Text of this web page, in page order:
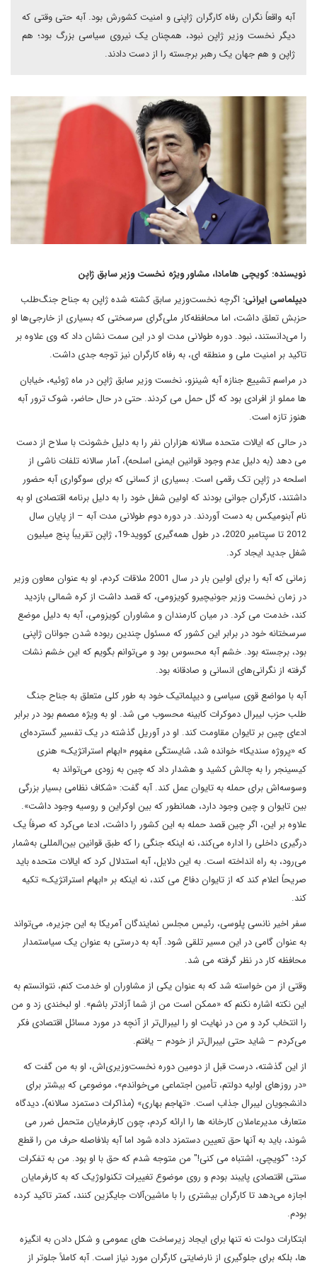
آبه واقعاً نگران رفاه کارگران ژاپنی و امنیت کشورش بود. آبه حتی وقتی که
دیگر نخست وزیر ژاپن نبود، همچنان یک نیروی سیاسی بزرگ بود؛ هم
ژاپن و هم جهان یک رهبر برجسته را از دست دادند.
نویسنده: کویچی هامادا، مشاور ویژه نخست وزیر سابق ژاپن
دیپلماسی ایرانی: اگرچه نخست‌وزیر سابق کشته شده ژاپن به جناح جنگ‌طلب
حزبش تعلق داشت، اما محافظه‌کار ملی‌گرای سرسختی که بسیاری از خارجی‌ها او
را می‌دانستند، نبود. دوره طولانی مدت او در این سمت نشان داد که وی علاوه بر
تاکید بر امنیت ملی و منطقه ای، به رفاه کارگران نیز توجه جدی داشت.
در مراسم تشییع جنازه آبه شینزو، نخست وزیر سابق ژاپن در ماه ژوئیه، خیابان
ها مملو از افرادی بود که گل حمل می کردند. حتی در حال حاضر، شوک ترور آبه
هنوز تازه است.
در حالی که ایالات متحده سالانه هزاران نفر را به دلیل خشونت با سلاح از دست
می دهد (به دلیل عدم وجود قوانین ایمنی اسلحه)، آمار سالانه تلفات ناشی از
اسلحه در ژاپن تک رقمی است. بسیاری از کسانی که برای سوگواری آبه حضور
داشتند، کارگران جوانی بودند که اولین شغل خود را به دلیل برنامه اقتصادی او به
نام آبنومیکس به دست آوردند. در دوره دوم طولانی مدت آبه – از پایان سال
2012 تا سپتامبر 2020، در طول همه‌گیری کووید-19، ژاپن تقریباً پنج میلیون
شغل جدید ایجاد کرد.
زمانی که آبه را برای اولین بار در سال 2001 ملاقات کردم، او به عنوان معاون وزیر
در زمان نخست وزیر جونیچیرو کویزومی، که قصد داشت از کره شمالی بازدید
کند، خدمت می کرد. در میان کارمندان و مشاوران کویزومی، آبه به دلیل موضع
سرسختانه خود در برابر این کشور که مسئول چندین ربوده شدن جوانان ژاپنی
بود، برجسته بود. خشم آبه محسوس بود و می‌توانم بگویم که این خشم نشات
گرفته از نگرانی‌های انسانی و صادقانه بود.
آبه با مواضع قوی سیاسی و دیپلماتیک خود به طور کلی متعلق به جناح جنگ
طلب حزب لیبرال دموکرات کابینه محسوب می شد. او به ویژه مصمم بود در برابر
ادعای چین بر تایوان مقاومت کند. او در آوریل گذشته در یک تفسیر گسترده‌ای
که «پروژه سندیکا» خوانده شد، شایستگی مفهوم «ابهام استراتژیک» هنری
کیسینجر را به چالش کشید و هشدار داد که چین به زودی می‌تواند به
وسوسه‌اش برای حمله به تایوان عمل کند. آبه گفت: «شکاف نظامی بسیار بزرگی
بین تایوان و چین وجود دارد، همانطور که بین اوکراین و روسیه وجود داشت».
علاوه بر این، اگر چین قصد حمله به این کشور را داشت، ادعا می‌کرد که صرفاً یک
درگیری داخلی را اداره می‌کند، نه اینکه جنگی را که طبق قوانین بین‌المللی به‌شمار
می‌رود، به راه انداخته است. به این دلایل، آبه استدلال کرد که ایالات متحده باید
صریحاً اعلام کند که از تایوان دفاع می کند، نه اینکه بر «ابهام استراتژیک» تکیه
کند.
سفر اخیر نانسی پلوسی، رئیس مجلس نمایندگان آمریکا به این جزیره، می‌تواند
به عنوان گامی در این مسیر تلقی شود. آبه به درستی به عنوان یک سیاستمدار
محافظه کار در نظر گرفته می شد.
وقتی از من خواسته شد که به عنوان یکی از مشاوران او خدمت کنم، نتوانستم به
این نکته اشاره نکنم که «ممکن است من از شما آزادتر باشم». او لبخندی زد و من
را انتخاب کرد و من در نهایت او را لیبرال‌تر از آنچه در مورد مسائل اقتصادی فکر
می‌کردم – شاید حتی لیبرال‌تر از خودم – یافتم.
از این گذشته، درست قبل از دومین دوره نخست‌وزیری‌اش، او به من گفت که
«در روزهای اولیه دولتم، تأمین اجتماعی می‌خواندم»، موضوعی که بیشتر برای
دانشجویان لیبرال جذاب است. «تهاجم بهاری» (مذاکرات دستمزد سالانه)، دیدگاه
متعارف مدیرعاملان کارخانه ها را ارائه کردم، چون کارفرمایان متحمل ضرر می
شوند، باید به آنها حق تعیین دستمزد داده شود اما آبه بلافاصله حرف من را قطع
کرد؛ "کویچی، اشتباه می کنی!" من متوجه شدم که حق با او بود. من به تفکرات
سنتی اقتصادی پایبند بودم و روی موضوع تغییرات تکنولوژیک که به کارفرمایان
اجازه می‌دهد تا کارگران بیشتری را با ماشین‌آلات جایگزین کنند، کمتر تاکید کرده
بودم.
ابتکارات دولت نه تنها برای ایجاد زیرساخت های عمومی و شکل دادن به انگیزه
ها، بلکه برای جلوگیری از نارضایتی کارگران مورد نیاز است. آبه کاملاً جلوتر از